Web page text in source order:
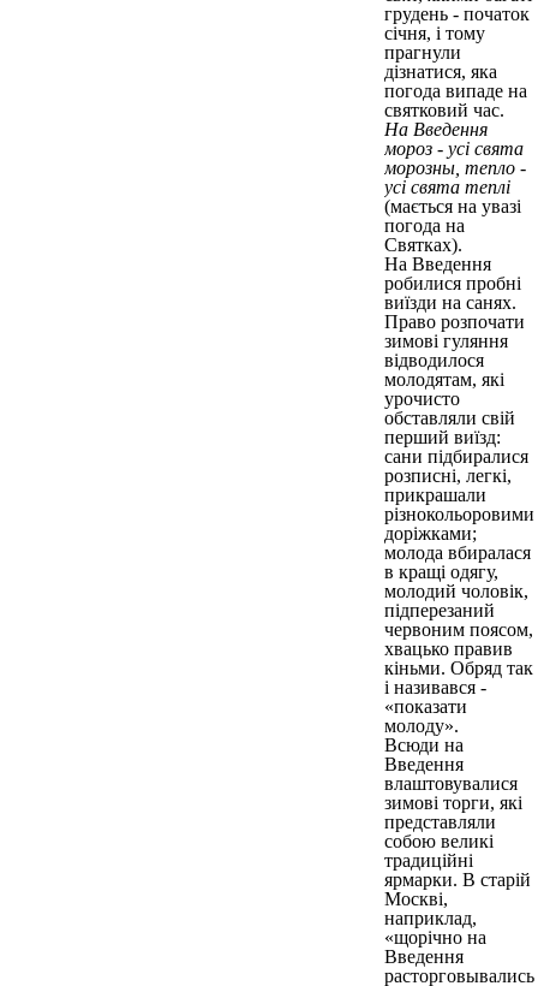
грудень - початок
січня, і тому
прагнули
дізнатися, яка
погода випаде на
святковий час.
На Введення
мороз - усі свята
морозны, тепло -
усі свята теплі
(мається на увазі
погода на
Святках).
На Введення
робилися пробні
виїзди на санях.
Право розпочати
зимові гуляння
відводилося
молодятам, які
урочисто
обставляли свій
перший виїзд:
сани підбиралися
розписні, легкі,
прикрашали
різнокольоровими
доріжками;
молода вбиралася
в кращі одягу,
молодий чоловік,
підперезаний
червоним поясом,
хвацько правив
кіньми. Обряд так
і називався -
«показати
молоду».
Всюди на
Введення
влаштовувалися
зимові торги, які
представляли
собою великі
традиційні
ярмарки. В старій
Москві,
наприклад,
«щорічно на
Введення
расторговывались